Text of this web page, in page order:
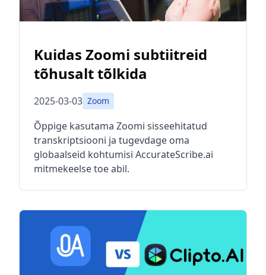
Kuidas Zoomi subtiitreid
tõhusalt tõlkida
2025-03-03 Zoom
Õppige kasutama Zoomi sisseehitatud
transkriptsiooni ja tugevdage oma
globaalseid kohtumisi AccurateScribe.ai
mitmekeelse toe abil.